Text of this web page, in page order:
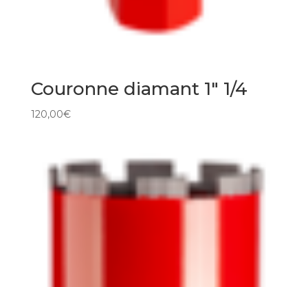
Couronne diamant 1″ 1/4
120,00€